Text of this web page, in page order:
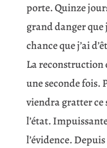
porte. Quinze
grand danger que
chance que j’ai
La reconstruction
une seconde fois.
viendra gratter ce
l’état.
l’évidence.